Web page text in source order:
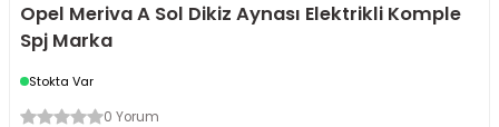
Opel Meriva A Sol Dikiz Aynası Elektrikli Komple
Spj Marka
Stokta Var
0 Yorum